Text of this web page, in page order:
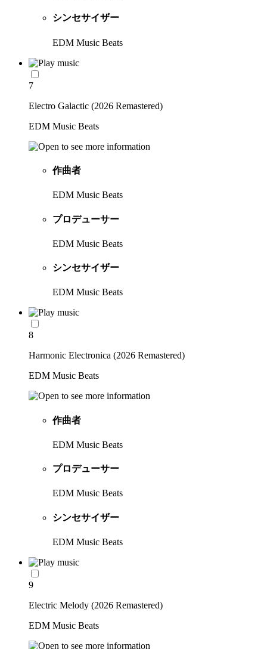
シンセサイザー
EDM Music Beats
7
Electro Galactic (2026 Remastered)
EDM Music Beats
作曲者
EDM Music Beats
プロデューサー
EDM Music Beats
シンセサイザー
EDM Music Beats
8
Harmonic Electronica (2026 Remastered)
EDM Music Beats
作曲者
EDM Music Beats
プロデューサー
EDM Music Beats
シンセサイザー
EDM Music Beats
9
Electric Melody (2026 Remastered)
EDM Music Beats